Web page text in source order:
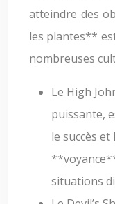
atteindre des
les plantes**
nombreuses
Le High
puissante,
le succès
situations